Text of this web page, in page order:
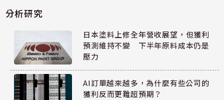
分析研究
日本塗料上修全年營收展望，但獲利
預測維持不變 下半年原料成本仍是
壓力
AI訂單越來越多，為什麼有些公司的
獲利反而更難超預期？